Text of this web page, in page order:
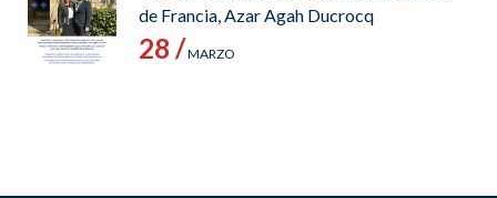
de Francia, Azar Agah Ducrocq
28 /MARZO